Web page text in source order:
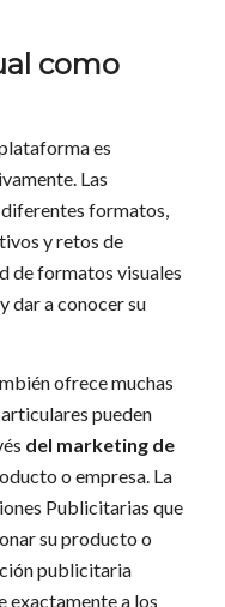
como
es
Las
diferentes formatos,
y retos de
de formatos visuales
dar a conocer su
ofrece muchas
pueden
del marketing de
o empresa. La
Publicitarias que
su producto o
publicitaria
exactamente a los